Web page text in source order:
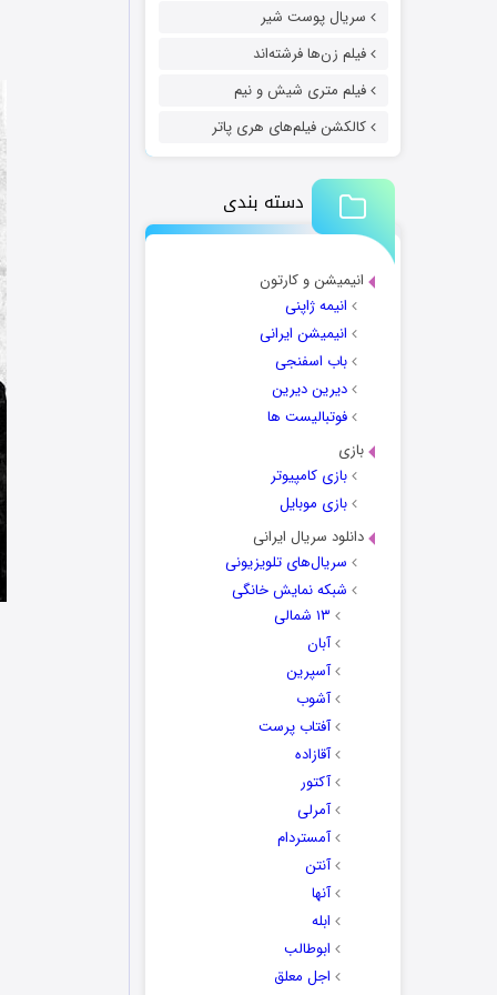
سریال پوست شیر
فیلم زن‌ها فرشته‌اند
فیلم متری شیش و نیم
کالکشن فیلم‌های هری پاتر
دسته بندی
انیمیشن و کارتون
انیمه ژاپنی
انیمیشن ایرانی
باب اسفنجی
دیرین دیرین
فوتبالیست ها
بازی
بازی کامپیوتر
بازی موبایل
دانلود سریال ایرانی
سریال‌های تلویزیونی
شبکه نمایش خانگی
۱۳ شمالی
آبان
آسپرین
آشوب
آفتاب پرست
آقازاده
آکتور
آمرلی
آمستردام
آنتن
آنها
ابله
ابوطالب
اجل معلق